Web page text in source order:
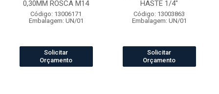
0,30MM ROSCA M14
Código: 13006171
Embalagem: UN/01
Solicitar
Orçamento
HASTE 1/4"
Código: 13003863
Embalagem: UN/01
Solicitar
Orçamento